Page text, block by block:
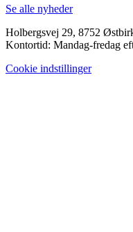
Se alle nyheder
Holbergsvej 29, 8752
Kontortid: Mandag-fredag
Cookie indstillinger